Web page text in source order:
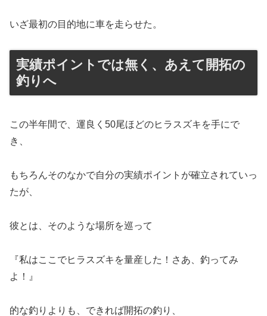
いざ最初の目的地に車を走らせた。
実績ポイントでは無く、あえて開拓の
釣りへ
この半年間で、運良く50尾ほどのヒラスズキを手にで
き、
もちろんそのなかで自分の実績ポイントが確立されていっ
たが、
彼とは、そのような場所を巡って
『私はここでヒラスズキを量産した！さあ、釣ってみ
よ！』
的な釣りよりも、できれば開拓の釣り、